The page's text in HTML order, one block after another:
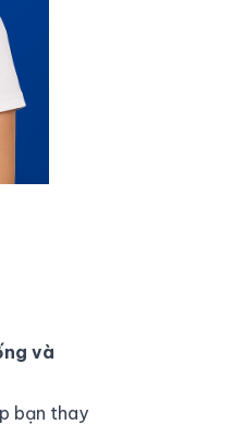
và
bạn thay